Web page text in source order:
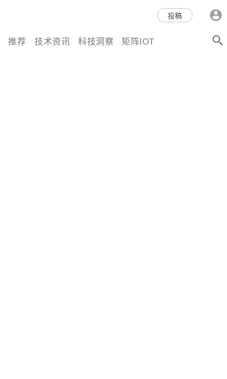
科技互联网,科技,资讯,动态,洞
察,量子,计算,AI,人工智能,机器
投稿
推荐 技术资讯 科技洞察 矩阵IOT